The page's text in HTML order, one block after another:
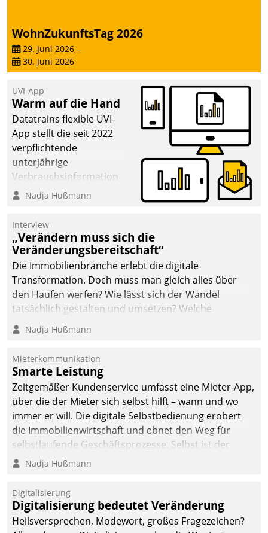
WohnZukunftsTag 2026
29. Juni 2026 –
30. Juni 2026
UVI-App
Warm auf die Hand
Datatrains flexible UVI-
App stellt die seit 2022
verpflichtende
unterjährige
Verbrauchsinformation
schnell, zuverlässig und
Die monatlichen
Mitteilungen zum
Heizungs- und
Wasserverbrauch gehen
automatisiert, vollständig
und auf Wunsch über
mehrere zuvor
Kommunikationswege bei
Nadja Hußmann
Interview
„Verändern muss sich die
Veränderungsbereitschaft“
Die Immobilienbranche erlebt die digitale
Transformation. Doch muss man gleich alles über
den Haufen werfen? Wie lässt sich der Wandel
tatsächlich gestalten und umsetzen? Welche
Argumente zählen wirklich?
Nadja Hußmann
Mieterkommunikation
Smarte Leistung
Zeitgemäßer Kundenservice umfasst eine Mieter-App,
über die der Mieter sich selbst hilft – wann und wo
immer er will. Die digitale Selbstbedienung erobert
die Immobilienwirtschaft und ebnet den Weg für
selbstlaufende Geschäftsprozesse. Selbst ist der
Kunde und smart der Serviceanbieter.
Nadja Hußmann
Digitalisierung
Digitalisierung bedeutet Veränderung
Heilsversprechen, Modewort, großes Fragezeichen?